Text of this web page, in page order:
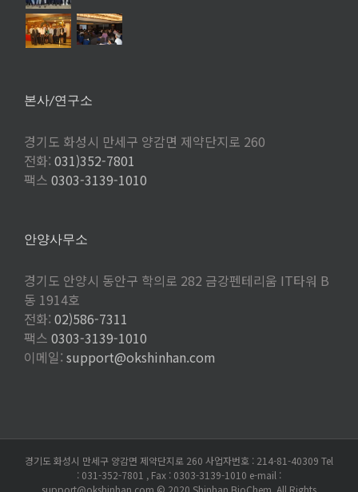
본사/연구소
경기도 화성시 만세구 양감면 제약단지로 260
전화: 031)352-7801
팩스 0303-3139-1010
안양사무소
경기도 안양시 동안구 학의로 282 금강펜테리움 IT타워 B
동 1914호
전화: 02)586-7311
팩스 0303-3139-1010
이메일: support@okshinhan.com
경기도 화성시 만세구 양감면 제약단지로 260 사업자번호 : 214-81-40309 Tel
: 031-352-7801 , Fax : 0303-3139-1010 e-mail :